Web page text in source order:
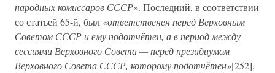
народных комиссаров СССР». Последний, в соответствии
со статьей 65-й, был «ответственен перед Верховным
Советом СССР и ему подотчётен, а в период между
сессиями Верховного Совета — перед президиумом
Верховного Совета СССР, которому подотчётен»[252].